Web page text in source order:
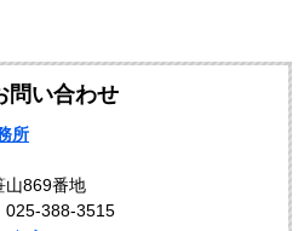
問い合わせ
所
山869番地
025-388-3515